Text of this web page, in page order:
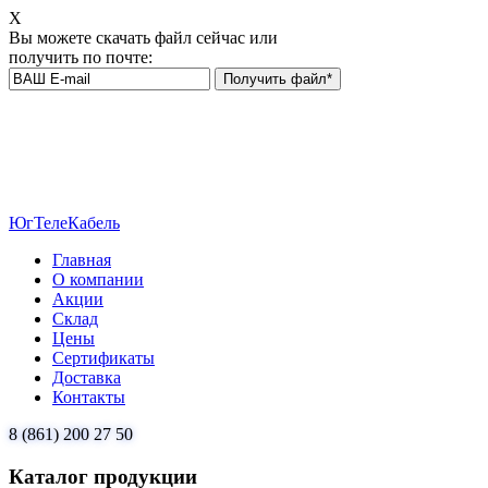
Х
Вы можете скачать файл сейчас или
получить по почте:
ЮгТелеКабель
Главная
О компании
Акции
Склад
Цены
Сертификаты
Доставка
Контакты
8 (861) 200 27 50
Каталог продукции